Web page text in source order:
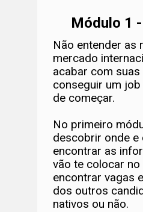
Módulo 1
Não entender as
mercado
acabar com
conseguir um
de começar.
No primeiro
descobrir onde e
encontrar as
vão te colocar
encontrar vagas
dos outros
nativos ou não.